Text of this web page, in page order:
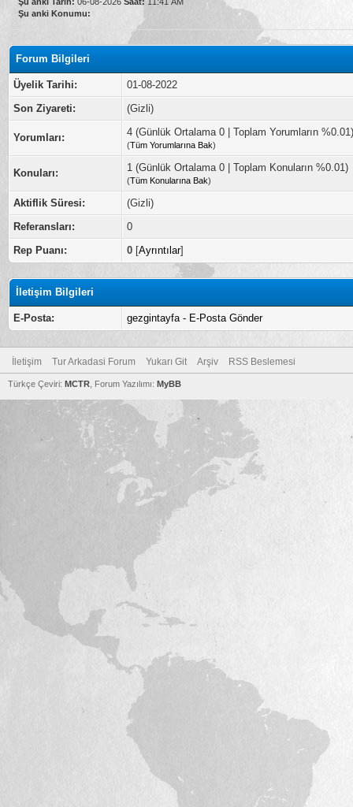
Şu anki Konumu:
Forum Bilgileri
Üyelik Tarihi:
01-08-2022
Son Ziyareti:
(Gizli)
Yorumları: 4 (Günlük Ortalama 0 | Toplam Yorumların %0.01)
(Tüm Yorumlarına Bak)
Konuları: 1 (Günlük Ortalama 0 | Toplam Konuların %0.01)
(Tüm Konularına Bak)
Aktiflik Süresi:
(Gizli)
Referansları:
0
Rep Puanı:
0 [Ayrıntılar]
İletişim Bilgileri
E-Posta: gezgintayfa - E-Posta Gönder
İletişim Tur Arkadasi Forum Yukarı Git Arşiv RSS Beslemesi
Türkçe Çeviri: MCTR , Forum Yazılımı: MyBB